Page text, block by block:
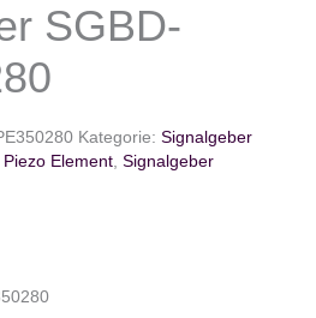
SGBD-
Kategorie: Signalgeber
Piezo Element Signalgeber